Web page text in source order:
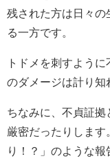
残された方は日々の
る一方です。
トドメを刺すよう
のダメージは計り知
ちなみに、不貞証拠
厳密だったりしま
り！？」のような